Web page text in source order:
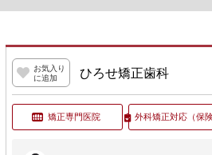
お気入り
に追加
ひろせ矯正歯科
矯正専門医院 外科矯正対応（保